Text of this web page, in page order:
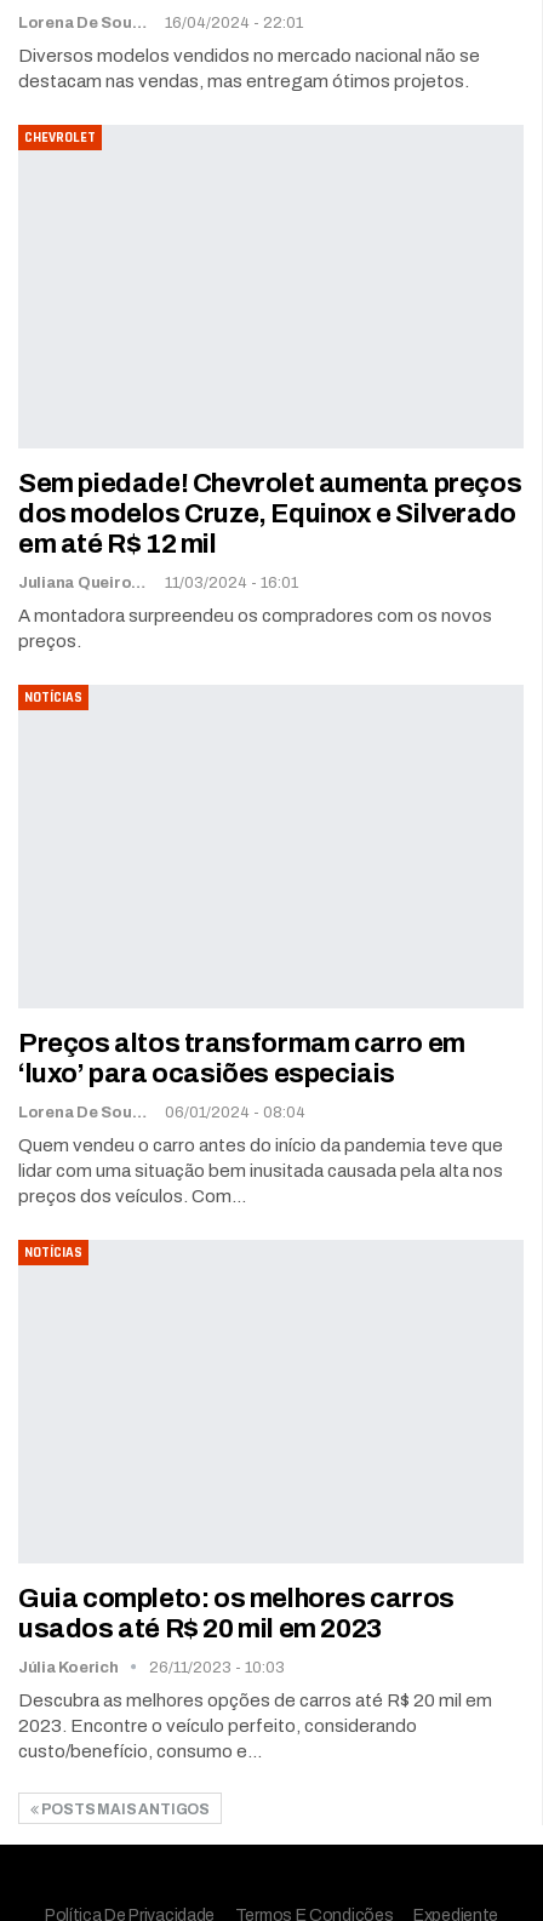
Lorena De Sousa 16/04/2024 - 22:01
Diversos modelos vendidos no mercado nacional não se
destacam nas vendas, mas entregam ótimos projetos.
CHEVROLET
Sem piedade! Chevrolet aumenta preços
dos modelos Cruze, Equinox e Silverado
em até R$ 12 mil
Juliana Queiroz 11/03/2024 - 16:01
A montadora surpreendeu os compradores com os novos
preços.
NOTÍCIAS
Preços altos transformam carro em
‘luxo’ para ocasiões especiais
Lorena De Sousa 06/01/2024 - 08:04
Quem vendeu o carro antes do início da pandemia teve que
lidar com uma situação bem inusitada causada pela alta nos
preços dos veículos. Com…
NOTÍCIAS
Guia completo: os melhores carros
usados até R$ 20 mil em 2023
Júlia Koerich 26/11/2023 - 10:03
Descubra as melhores opções de carros até R$ 20 mil em
2023. Encontre o veículo perfeito, considerando
custo/benefício, consumo e…
POSTS MAIS ANTIGOS
Política De Privacidade Termos E Condições Expediente